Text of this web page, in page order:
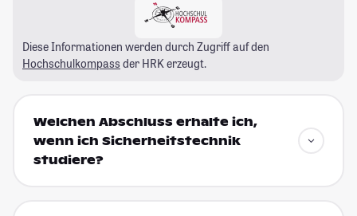
Diese Informationen werden durch Zugriff auf den
Hochschulkompass der HRK erzeugt.
Welchen Abschluss erhalte ich,
wenn ich Sicherheitstechnik
studiere?